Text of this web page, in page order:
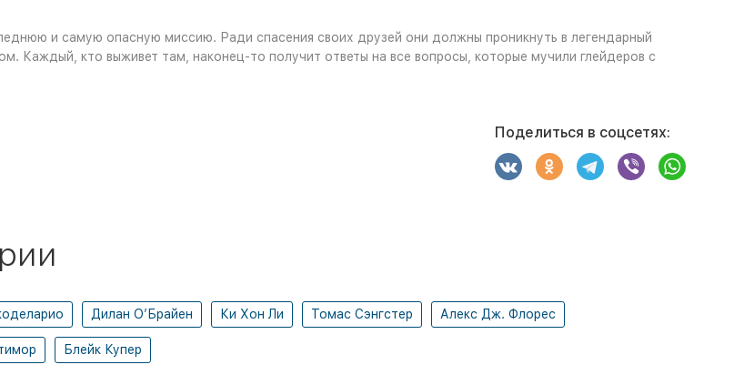
и самую опасную миссию. Ради спасения своих друзей они должны проникнуть в легендарный
Каждый, кто выживет там, наконец-то получит ответы на все вопросы, которые мучили глейдеров с
Поделиться в соцсетях:
Дилан О’Брайен Ки Хон Ли Томас Сэнгстер Алекс Дж. Флорес
Блейк Купер